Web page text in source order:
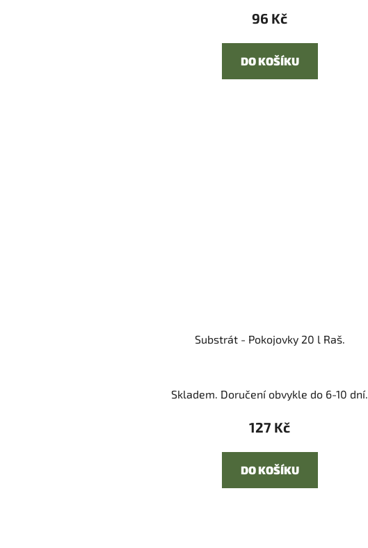
96 Kč
DO KOŠÍKU
Substrát - Pokojovky 20 l Raš.
Skladem. Doručení obvykle do 6-10 dní.
127 Kč
DO KOŠÍKU